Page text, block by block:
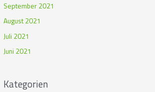
September 2021
August 2021
Juli 2021
Juni 2021
Kategorien